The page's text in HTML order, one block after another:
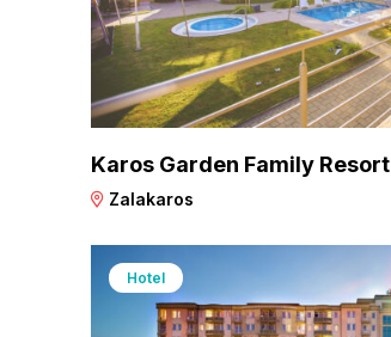
Karos Garden Family Resort
Zalakaros
Hotel